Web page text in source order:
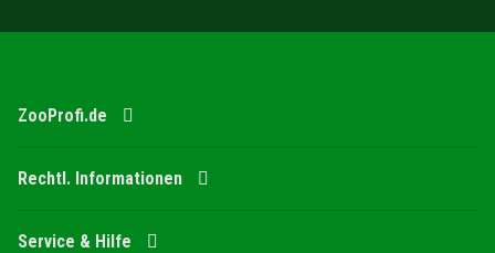
ZooProfi.de
Rechtl. Informationen
Service & Hilfe